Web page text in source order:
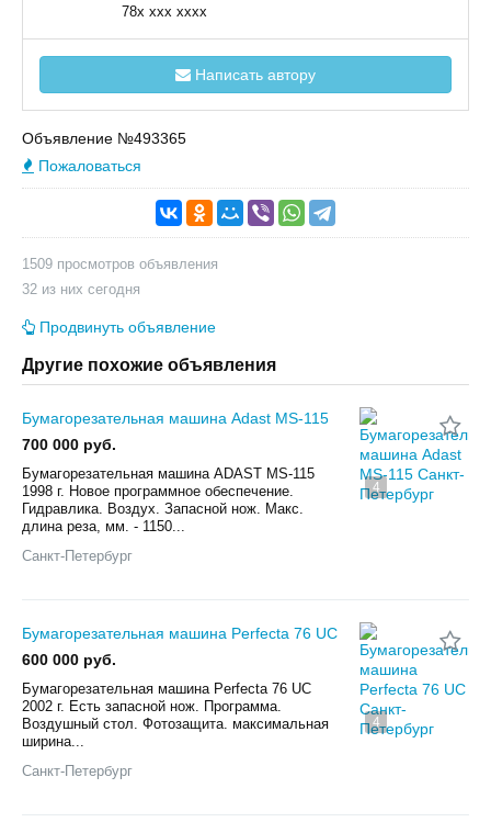
78x xxx xxxx
Написать автору
Объявление №493365
Пожаловаться
1509 просмотров объявления
32 из них сегодня
Продвинуть объявление
Другие похожие объявления
4
Бумагорезательная машина Adast MS-115
700 000 руб.
Бумагорезательная машина ADAST MS-115
1998 г. Новое программное обеспечение.
Гидравлика. Воздух. Запасной нож. Макс.
длина реза, мм. - 1150...
Санкт-Петербург
4
Бумагорезательная машина Perfecta 76 UC
600 000 руб.
Бумагорезательная машина Perfecta 76 UC
2002 г. Есть запасной нож. Программа.
Воздушный стол. Фотозащита. максимальная
ширина...
Санкт-Петербург